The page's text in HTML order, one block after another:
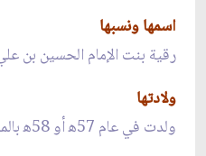
اسمها ونسبها
رقية بنت الإمام الحسين بن
ولادتها
ولدت في عام 57ﻫ أو 58ﻫ بالمدينة المنوّرة.